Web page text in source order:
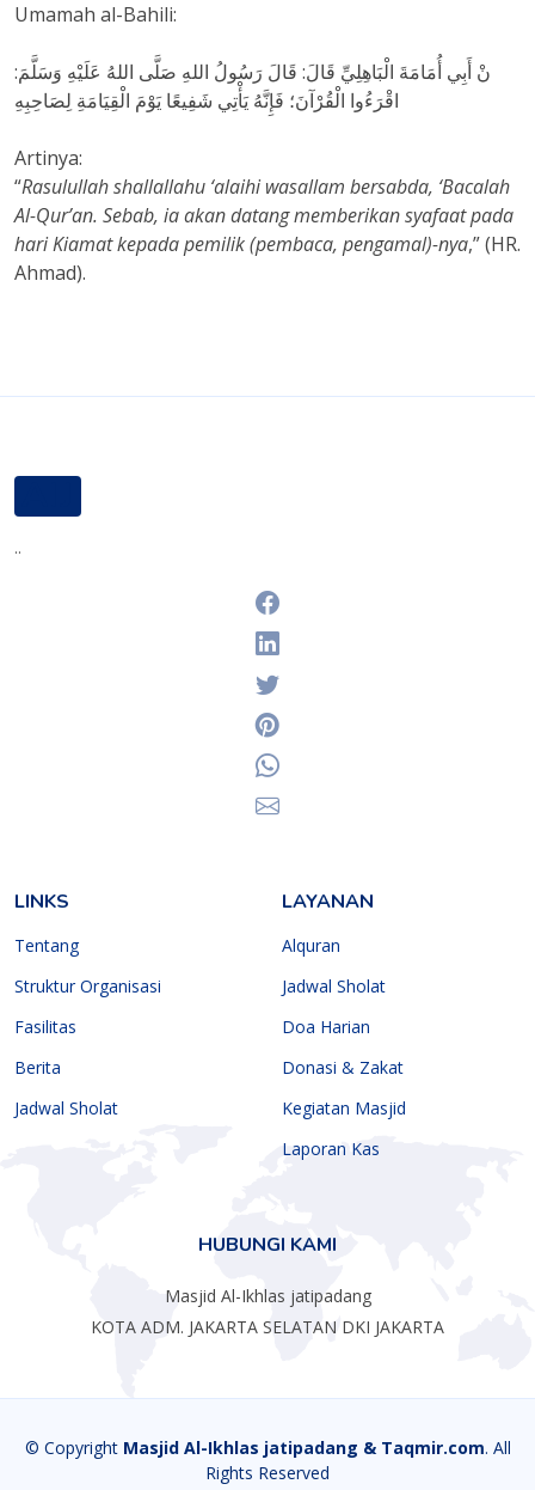
Umamah al-Bahili:
نْ أَبِي أُمَامَةَ الْبَاهِلِيِّ قَالَ: قَالَ رَسُولُ اللهِ صَلَّى اللهُ عَلَيْهِ وَسَلَّمَ:
اقْرَءُوا الْقُرْآنَ؛ فَإِنَّهُ يَأْتِي شَفِيعًا يَوْمَ الْقِيَامَةِ لِصَاحِبِهِ
Artinya:
“Rasulullah shallallahu ‘alaihi wasallam bersabda, ‘Bacalah
Al-Qur’an. Sebab, ia akan datang memberikan syafaat pada
hari Kiamat kepada pemilik (pembaca, pengamal)-nya,” (HR.
Ahmad).
..
Linkedin
Twitter
Email
LINKS
Tentang
Struktur Organisasi
Fasilitas
Berita
Jadwal Sholat
LAYANAN
Alquran
Jadwal Sholat
Doa Harian
Donasi & Zakat
Kegiatan Masjid
Laporan Kas
HUBUNGI KAMI
Masjid Al-Ikhlas jatipadang
KOTA ADM. JAKARTA SELATAN DKI JAKARTA
© Copyright Masjid Al-Ikhlas jatipadang & Taqmir.com. All
Rights Reserved